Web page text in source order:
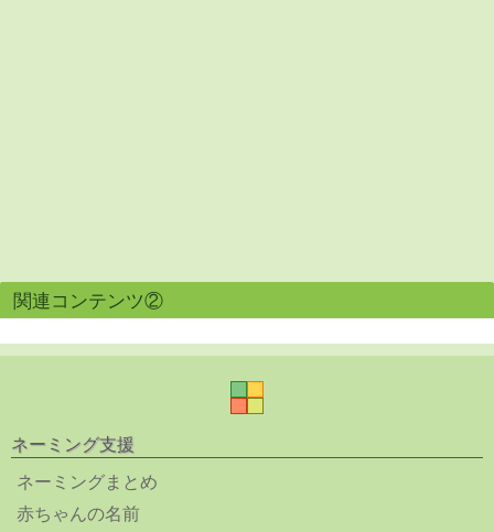
関連コンテンツ②
ネーミング支援
ネーミングまとめ
赤ちゃんの名前